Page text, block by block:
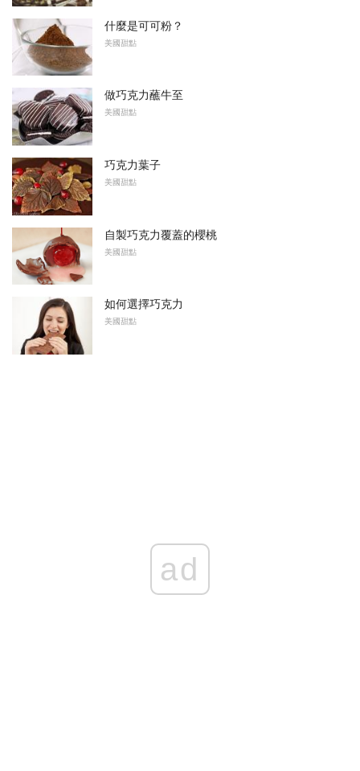
什麼是可可粉？
美國甜點
做巧克力蘸牛至
美國甜點
巧克力葉子
美國甜點
自製巧克力覆蓋的櫻桃
美國甜點
如何選擇巧克力
美國甜點
ad